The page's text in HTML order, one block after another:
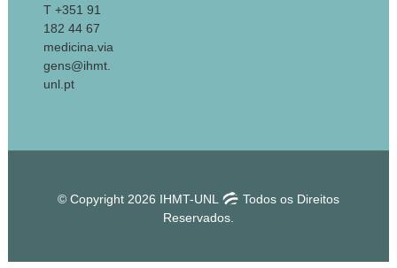
T +351 91
182 44 67
medicina.via
gens@ihmt.
unl.pt
© Copyright 2026 IHMT-UNL
Todos os Direitos
Reservados.